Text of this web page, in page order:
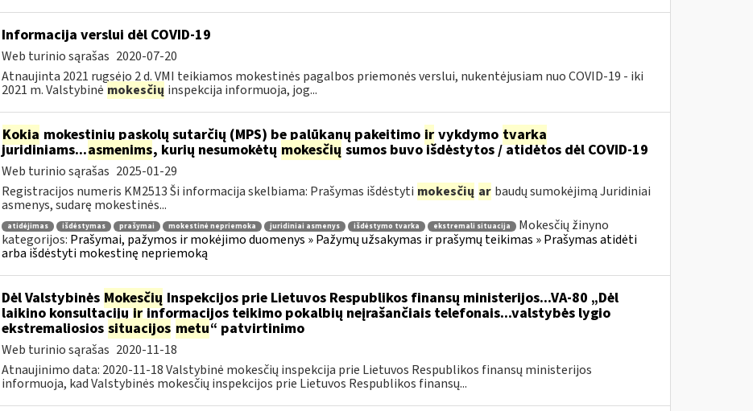
Informacija verslui dėl COVID-19
Web turinio sąrašas 2020-07-20
Atnaujinta 2021 rugsėjo 2 d. VMI teikiamos mokestinės pagalbos priemonės verslui, nukentėjusiam nuo COVID-19 - iki
2021 m. Valstybinė mokesčių inspekcija informuoja, jog...
Kokia mokestinių paskolų sutarčių (MPS) be palūkanų pakeitimo irvykdymo tvarka
juridiniams...asmenims, kurių nesumokėtų mokesčių sumos buvo išdėstytos / atidėtos dėl COVID-19
Web turinio sąrašas 2025-01-29
Registracijos numeris KM2513 Ši informacija skelbiama: Prašymas išdėstyti mokesčių ar baudų sumokėjimą Juridiniai
asmenys, sudarę mokestinės...
atidėjimas išdėstymas prašymai mokestinė nepriemoka juridiniai asmenys išdėstymo tvarka ekstremali situacija
Mokesčių žinyno
kategorijos: Prašymai, pažymos ir mokėjimo duomenys » Pažymų užsakymas ir prašymų teikimas » Prašymas atidėti
arba išdėstyti mokestinę nepriemoką
Dėl Valstybinės Mokesčių Inspekcijos prie Lietuvos Respublikos finansų ministerijos...VA-80 „Dėl
laikino konsultacijųirinformacijos teikimo pokalbių neįrašančiais telefonais...valstybės lygio
ekstremaliosios situacijos metu“ patvirtinimo
Web turinio sąrašas 2020-11-18
Atnaujinimo data: 2020-11-18 Valstybinė mokesčių inspekcija prie Lietuvos Respublikos finansų ministerijos
informuoja, kad Valstybinės mokesčių inspekcijos prie Lietuvos Respublikos finansų...